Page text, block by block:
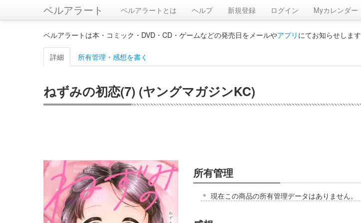
ベルアラート ベルアラートとは ヘルプ 新規登録 ログイン Myカレンダー
ベルアラートは本・コミック・DVD・CD・ゲームなどの発売日をメールやアプリ にてお知らせします
詳細 所有管理・感想を書く
ねずみの初恋(7) (ヤングマガジンKC)
所有管理
現在この商品の所有管理データはありません。